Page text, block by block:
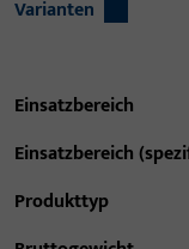
Varianten
Einsatzbereich
Einsatzbereich
Produkttyp